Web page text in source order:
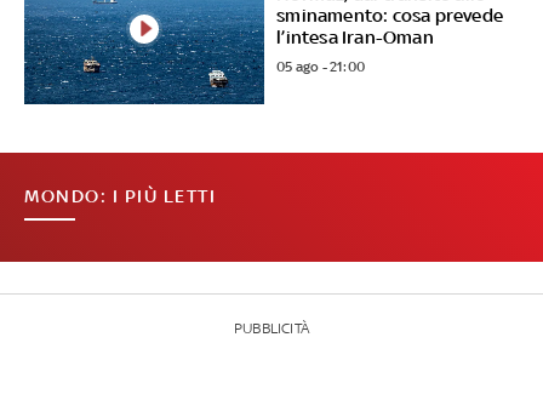
sminamento: cosa prevede
l’intesa Iran-Oman
05 ago - 21:00
MONDO: I PIÙ LETTI
PUBBLICITÀ